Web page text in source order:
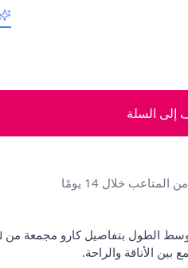
إلى السلة
خلال 14 يومًا
الأناقة والراحة.